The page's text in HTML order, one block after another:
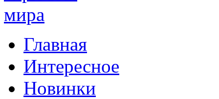
Главная
Интересное
Новинки